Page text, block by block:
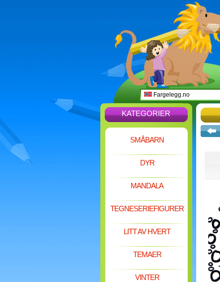
Fargelegg.no
KATEGORIER
SMÅBARN
DYR
MANDALA
TEGNESERIEFIGURER
LITT AV HVERT
TEMAER
VINTER